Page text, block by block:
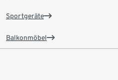
Sportgeräte
Balkonmöbel